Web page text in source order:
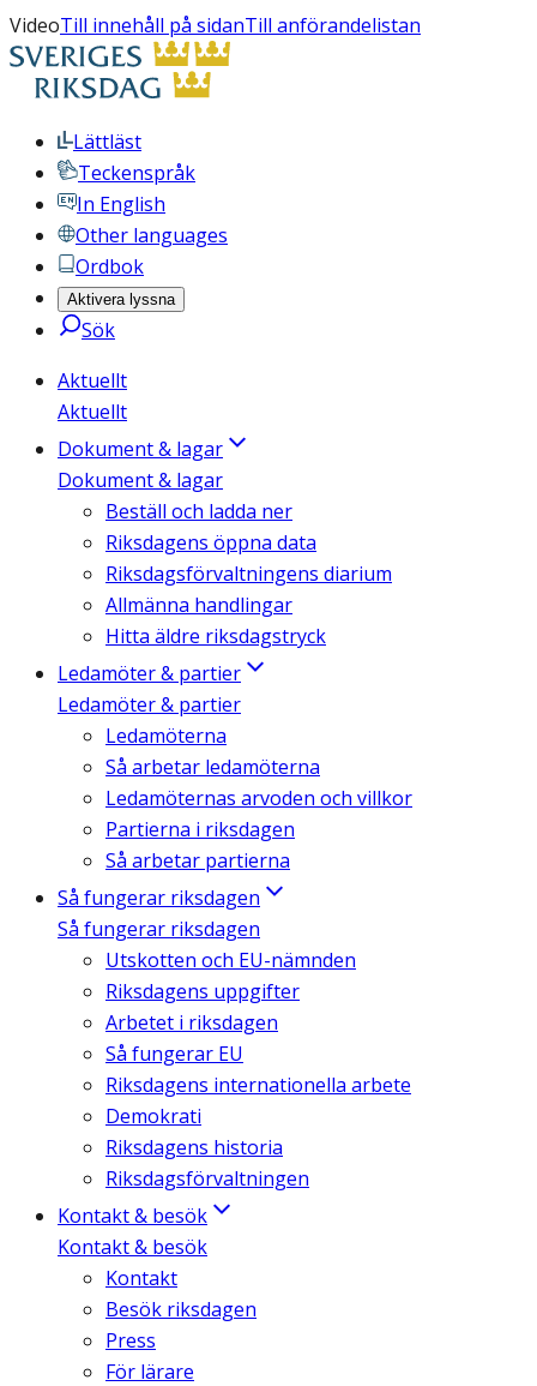
VideoTill innehåll på sidanTill anförandelistan
Lättläst
Teckenspråk
In English
Other languages
Ordbok
Aktivera lyssna
Sök
Aktuellt
Aktuellt
Dokument & lagar
Dokument & lagar
Beställ och ladda ner
Riksdagens öppna data
Riksdagsförvaltningens diarium
Allmänna handlingar
Hitta äldre riksdagstryck
Ledamöter & partier
Ledamöter & partier
Ledamöterna
Så arbetar ledamöterna
Ledamöternas arvoden och villkor
Partierna i riksdagen
Så arbetar partierna
Så fungerar riksdagen
Så fungerar riksdagen
Utskotten och EU-nämnden
Riksdagens uppgifter
Arbetet i riksdagen
Så fungerar EU
Riksdagens internationella arbete
Demokrati
Riksdagens historia
Riksdagsförvaltningen
Kontakt & besök
Kontakt & besök
Kontakt
Besök riksdagen
Press
För lärare